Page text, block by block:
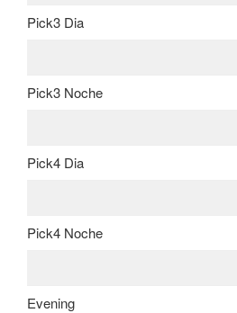
Pick3 Dia
Pick3 Noche
Pick4 Dia
Pick4 Noche
Evening